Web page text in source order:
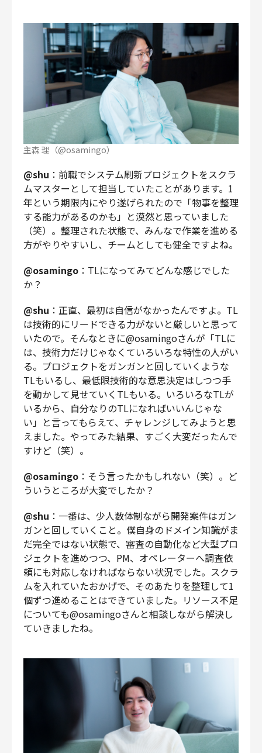
主森 理（@osamingo）
@shu ：前職でシステム刷新プロジェクトをスクラ
ムマスターとして担当していたことがあります。1
年という期限内にやり遂げられたので「物事を整理
する能力があるのかも」と漠然と思っていました
（笑）。整理された状態で、みんなで作業を進める
方がやりやすいし、チームとしても健全ですよね。
@osamingo ：TLになってみてどんな感じでした
か？
@shu ：正直、最初は自信がなかったんですよ。TL
は技術的にリードできる力がないと厳しいと思って
いたので。そんなときに@osamingoさんが「TLに
は、技術力だけじゃなくていろいろな特性の人がい
る。プロジェクトをガンガンと回していくような
TLもいるし、最低限技術的な意思決定はしつつ手
を動かして見せていくTLもいる。いろいろなTLが
いるから、自分なりのTLになればいいんじゃな
い」と言ってもらえて、チャレンジしてみようと思
えました。やってみた結果、すごく大変だったんで
すけど（笑）。
@osamingo ：そう言ったかもしれない（笑）。ど
ういうところが大変でしたか？
@shu ：一番は、少人数体制ながら開発案件はガン
ガンと回していくこと。僕自身のドメイン知識がま
だ完全ではない状態で、審査の自動化など大型プロ
ジェクトを進めつつ、PM、オペレーターへ調査依
頼にも対応しなければならない状況でした。スクラ
ムを入れていたおかげで、そのあたりを整理して1
個ずつ進めることはできていました。リソース不足
についても@osamingoさんと相談しながら解決し
ていきましたね。